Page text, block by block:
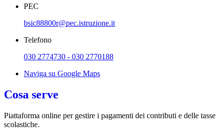
PEC
bsic88800r@pec.istruzione.it
Telefono
030 2774730 - 030 2770188
Naviga su Google Maps
Cosa serve
Piattaforma online per gestire i pagamenti dei contributi e delle tasse
scolastiche.